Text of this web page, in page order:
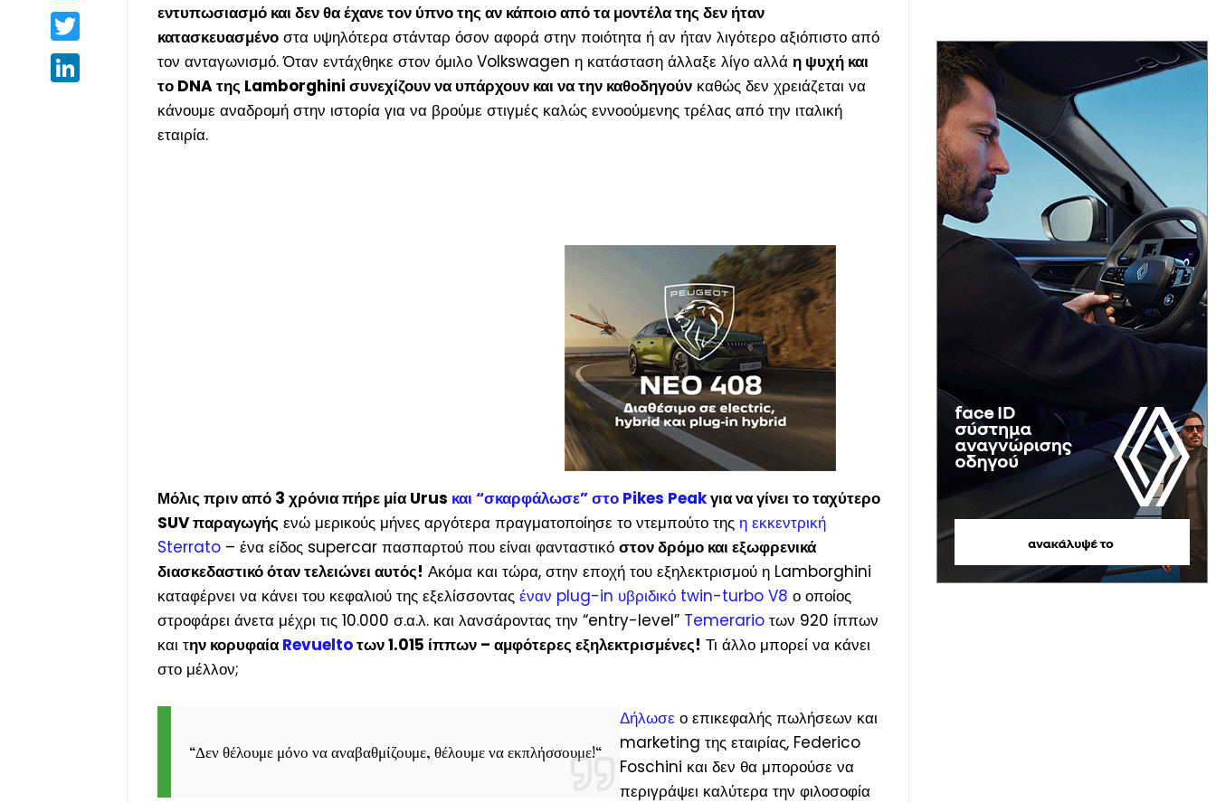
Twitter
LinkedIn
εντυπωσιασμό και δεν θα έχανε τον ύπνο της αν κάποιο από τα μοντέλα της δεν ήταν
κατασκευασμένοστα υψηλότερα στάνταρ όσον αφορά στην ποιότητα ή αν ήταν λιγότερο αξιόπιστο από
τον ανταγωνισμό. Όταν εντάχθηκε στον όμιλο Volkswagen η κατάσταση άλλαξε λίγο αλλά η ψυχή και
το DNA της Lamborghini συνεχίζουν να υπάρχουν και να την καθοδηγούνκαθώς δεν χρειάζεται να
κάνουμε αναδρομή στην ιστορία για να βρούμε στιγμές καλώς εννοούμενης τρέλας από την ιταλική
εταιρία.
Μόλις πριν από 3 χρόνια πήρε μία Urus και “σκαρφάλωσε” στο Pikes Peakγια να γίνει το ταχύτερο
SUV παραγωγής ενώ μερικούς μήνες αργότερα πραγματοποίησε το ντεμπούτο της η εκκεντρική
Sterrato– ένα είδος supercar πασπαρτού που είναι φανταστικό στον δρόμο και εξωφρενικά
διασκεδαστικό όταν τελειώνει αυτός! Ακόμα και τώρα, στην εποχή του εξηλεκτρισμού η Lamborghini
καταφέρνει να κάνει του κεφαλιού της εξελίσσοντας έναν plug-in υβριδικό twin-turbo V8 ο οποίος
στροφάρει άνετα μέχρι τις 10.000 σ.α.λ. και λανσάροντας την “entry-level” Temerarioτων 920 ίππων
και την κορυφαία Revueltoτων 1.015 ίππων – αμφότερες εξηλεκτρισμένες! Τι άλλο μπορεί να κάνει
στο μέλλον;
“Δεν θέλουμε μόνο να αναβαθμίζουμε, θέλουμε να εκπλήσσουμε!“
Δήλωσε ο επικεφαλής πωλήσεων και
marketing της εταιρίας, Federico
Foschini και δεν θα μπορούσε να
περιγράψει καλύτερα την φιλοσοφία